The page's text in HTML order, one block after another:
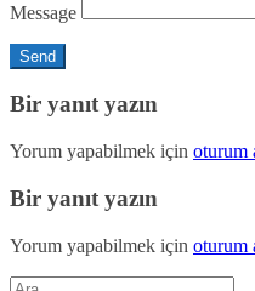
Message
Bir yanıt yazın
Yorum yapabilmek için oturum
Bir yanıt yazın
Yorum yapabilmek için oturum